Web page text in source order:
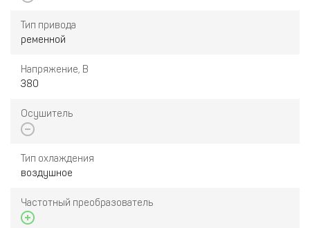
Тип привода
ременной
Напряжение, В
380
Осушитель
Тип охлаждения
воздушное
Частотный преобразователь